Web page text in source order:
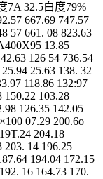
7A 32.5白度79%
667.69 747.57
57 661. 08 823.63
13.85
126 54 736.54
25.63 138. 32
118.86 132:97
150.22 103.28
126.35 142.05
07.29 200.6o
204.18
203. 14 196.25
194.04 172.15
16 164.73 170.